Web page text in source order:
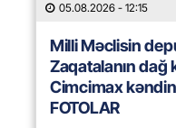
05.08.2026 - 12:15
Milli Məclisin
Zaqatalanın dağ
Cimcimax
FOTOLAR